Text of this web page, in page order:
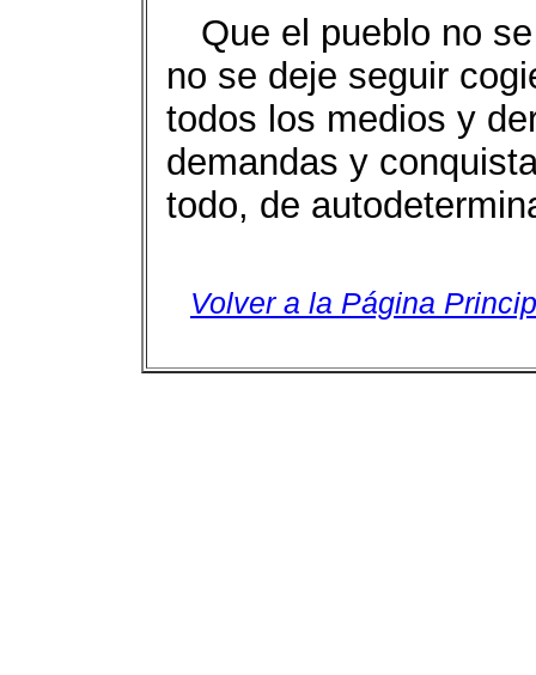
Que el pueblo no
no se deje seguir
todos los medios y
demandas y
todo, de
Volver a la Página